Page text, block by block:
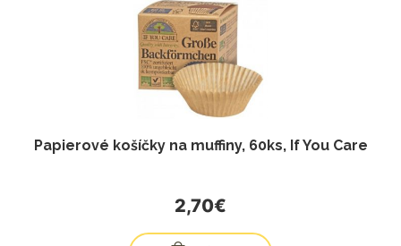
Papierové košíčky na muffiny, 60ks, If You Care
2,70€